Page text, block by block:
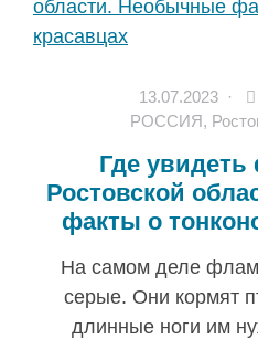
13.07.2023 ·
РОССИЯ,
Где
Ростовской
факты о
На самом деле
серые. Они кормят
длинные ноги им